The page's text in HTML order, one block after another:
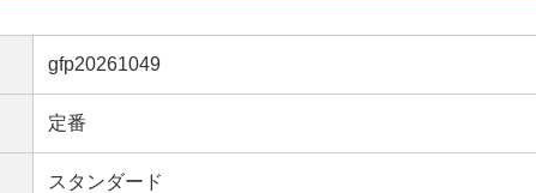
gfp20261049
定番
スタンダード